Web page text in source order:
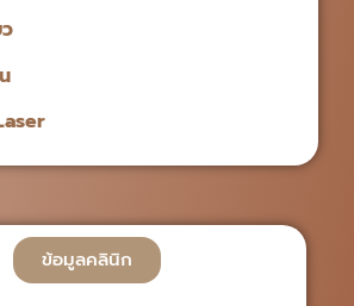
ข้อมูลคลินิก